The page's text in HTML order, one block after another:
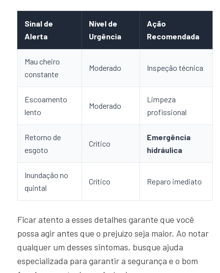
Sinal de
Alerta
Nível de
Urgência
Ação
Recomendada
Mau cheiro
constante
Moderado Inspeção técnica
Escoamento
lento
Moderado
Limpeza
profissional
Retorno de
esgoto
Crítico
Emergência
hidráulica
Inundação no
quintal
Crítico Reparo imediato
Ficar atento a esses detalhes garante que você
possa agir antes que o prejuízo seja maior. Ao notar
qualquer um desses sintomas, busque ajuda
especializada para garantir a segurança e o bom